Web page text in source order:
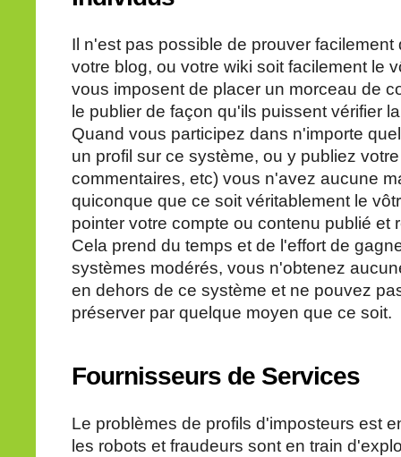
Il n'est pas possible de prouver
votre blog, ou votre wiki soit facilement le
vous imposent de placer un morceau de
le publier de façon qu'ils puissent vérifier
Quand vous participez dans n'importe
un profil sur ce système, ou y publiez
commentaires, etc) vous n'avez aucune
quiconque que ce soit véritablement le
pointer votre compte ou contenu publié et
Cela prend du temps et de l'effort de
systèmes modérés, vous n'obtenez
en dehors de ce système et ne pouvez
préserver par quelque moyen que ce soit.
Fournisseurs de Services
Le problèmes de profils d'imposteurs est
les robots et fraudeurs sont en train